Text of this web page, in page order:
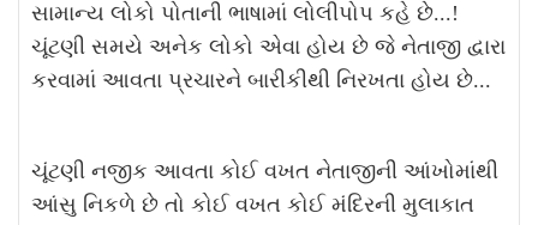
સામાન્ય લોકો પોતાની ભાષામાં લોલીપોપ કહે છે...!
ચૂંટણી સમયે અનેક લોકો એવા હોય છે જે નેતાજી દ્વારા
કરવામાં આવતા પ્રચારને બારીકીથી નિરખતા હોય છે...
ચૂંટણી નજીક આવતા કોઈ વખત નેતાજીની આંખોમાંથી
આંસુ નિકળે છે તો કોઈ વખત કોઈ મંદિરની મુલાકાત